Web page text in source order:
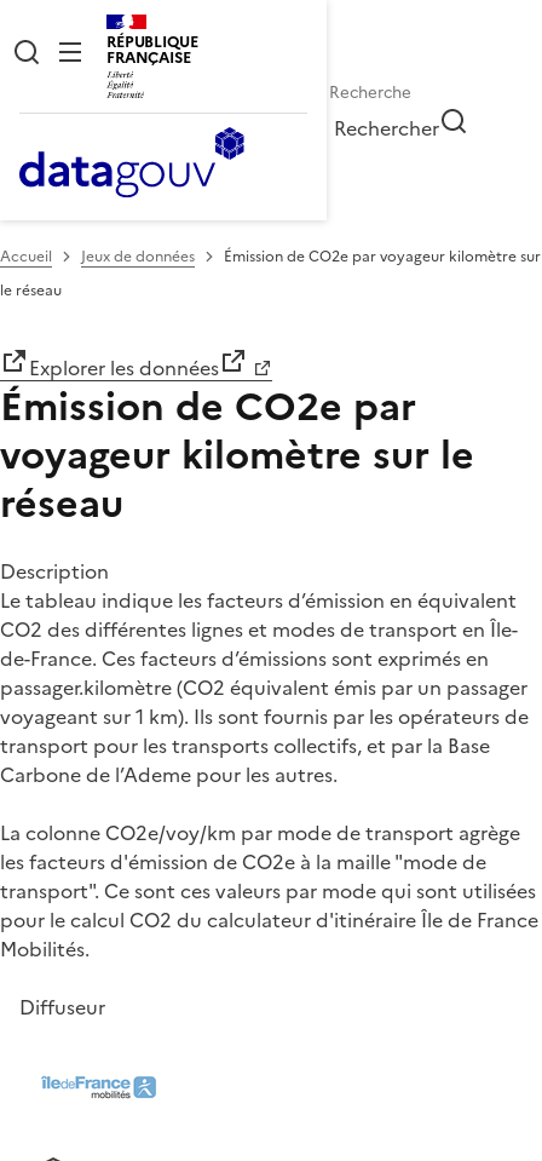
RÉPUBLIQUE
FRANÇAISE
Rechercher
Accueil Jeux de données
Émission de CO2e par voyageur kilomètre sur
le réseau
Explorer les données
Émission de CO2e par
voyageur kilomètre sur le
réseau
Description
Le tableau indique les facteurs d’émission en équivalent
CO2 des différentes lignes et modes de transport en Île-
de-France. Ces facteurs d’émissions sont exprimés en
passager.kilomètre (CO2 équivalent émis par un passager
voyageant sur 1 km). Ils sont fournis par les opérateurs de
transport pour les transports collectifs, et par la Base
Carbone de l’Ademe pour les autres.
La colonne CO2e/voy/km par mode de transport agrège
les facteurs d'émission de CO2e à la maille "mode de
transport". Ce sont ces valeurs par mode qui sont utilisées
pour le calcul CO2 du calculateur d'itinéraire Île de France
Mobilités.
Diffuseur